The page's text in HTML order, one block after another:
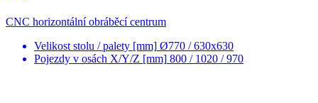
CNC horizontální obráběcí centrum
Velikost stolu / palety [mm] Ø770 / 630x630
Pojezdy v osách X/Y/Z [mm] 800 / 1020 / 970